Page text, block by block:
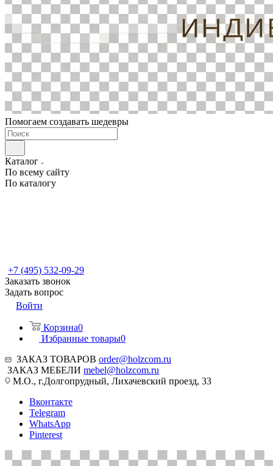
Помогаем создавать шедевры
Каталог
По всему сайту
По каталогу
+7 (495) 532-09-29
Заказать звонок
Задать вопрос
Войти
Корзина0
Избранные товары0
ЗАКАЗ ТОВАРОВ order@holzcom.ru
ЗАКАЗ МЕБЕЛИ mebel@holzcom.ru
М.О., г.Долгопрудный, Лихачевский проезд, 33
Вконтакте
Telegram
WhatsApp
Pinterest